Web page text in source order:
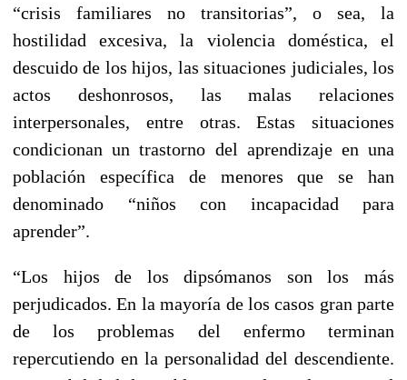
“crisis familiares no transitorias”, o sea, la
hostilidad excesiva, la violencia doméstica, el
descuido de los hijos, las situaciones judiciales, los
actos deshonrosos, las malas relaciones
interpersonales, entre otras. Estas situaciones
condicionan un trastorno del aprendizaje en una
población específica de menores que se han
denominado “niños con incapacidad para
aprender”.
“Los hijos de los dipsómanos son los más
perjudicados. En la mayoría de los casos gran parte
de los problemas del enfermo terminan
repercutiendo en la personalidad del descendiente.